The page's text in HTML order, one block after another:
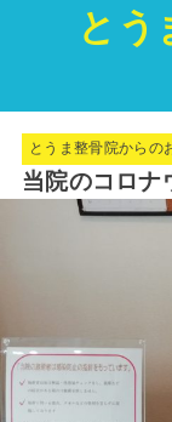
とう
とうま整骨院からの
当院のコロナ